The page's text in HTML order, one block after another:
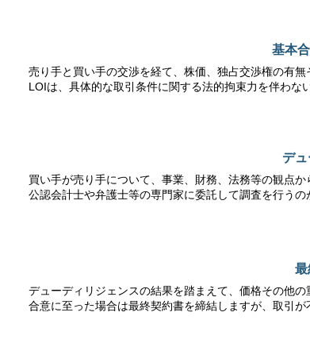
基本
売り手と買い手の交渉を経て、株価、独占交渉権の有
LOIは、具体的な取引条件に関する法的拘束力を伴わな
デ
買い手が売り手について、​事業、財務、法務等の観点か
公認会計士や弁護士等の専門家に委託して調査を行うの
最
デューディリジェンスの結果を踏まえて、価格その他
合意に至った場合は最終契約書を締結しますが、取引が